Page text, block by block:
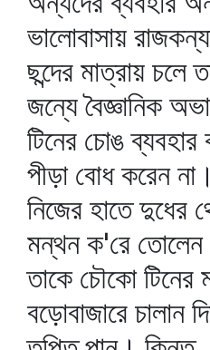
ভালোবাসায়
ছন্দের মাত্রায় চলে
জন্যে বৈজ্ঞানিক
টিনের চোঙ
পীড়া বোধ করেন
নিজের হাতে দুধের
মন্থন ক'রে তোলেন
তাকে চৌকো টিনের
বড়োবাজারে চালান